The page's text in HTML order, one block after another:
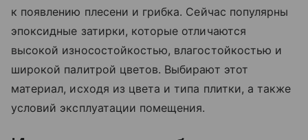
к появлению плесени и грибка. Сейчас популярны
эпоксидные затирки, которые отличаются
высокой износостойкостью, влагостойкостью и
широкой палитрой цветов. Выбирают этот
материал, исходя из цвета и типа плитки, а также
условий эксплуатации помещения.